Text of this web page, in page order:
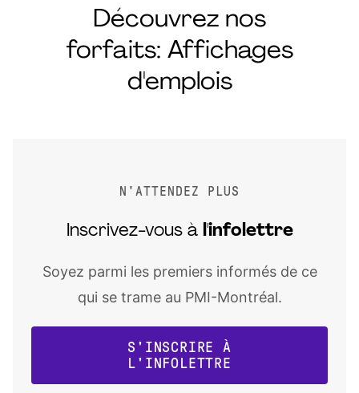
Découvrez nos
forfaits: Affichages
d'emplois
N'ATTENDEZ PLUS
Inscrivez-vous à l'infolettre
Soyez parmi les premiers informés de ce
qui se trame au PMI-Montréal.
S'INSCRIRE À
L'INFOLETTRE